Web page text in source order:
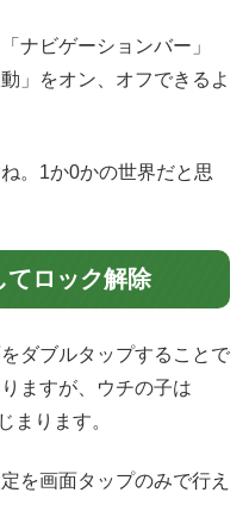
ナビゲーションバー」
」をオン、オフできるよ
。1か0かの世界だと思
てロック解除
ダブルタップすることで
ますが、ウチの子は
まります。
を画面タップのみで行え